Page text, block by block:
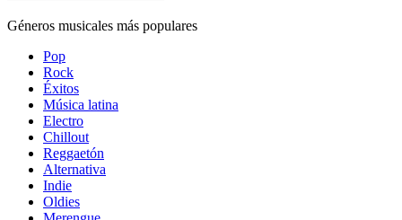
Géneros musicales más populares
Pop
Rock
Éxitos
Música latina
Electro
Chillout
Reggaetón
Alternativa
Indie
Oldies